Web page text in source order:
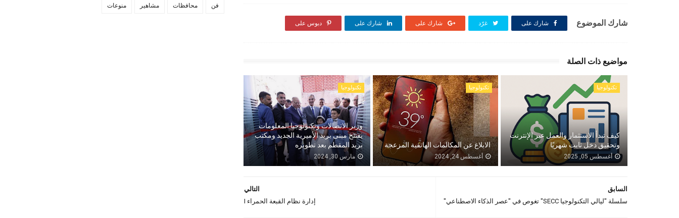
شارك الموضوع شارك على غرّد شارك على شارك على دبوس على
مواضيع ذات الصلة
تكنولوجيا
كيف تبدأ الاستثمار والعمل عبر الإنترنت
وتحقيق دخل ثابت شهريًا
أغسطس 05, 2025
تكنولوجيا
الابلاغ عن المكالمات الهاتفية المزعجة
أغسطس 24, 2024
تكنولوجيا
وزير الاتصالات وتكنولوجيا المعلومات
يفتتح مبنى بريد الأميرية الجديد ومكتب
بريد المقطم بعد تطويره
مارس 30, 2024
التالي
إدارة نظام القبعة الحمراء I
السابق
سلسلة "ليالي التكنولوجيا SECC" تغوص في "عصر الذكاء الاصطناعي"
فن محافظات مشاهير منوعات